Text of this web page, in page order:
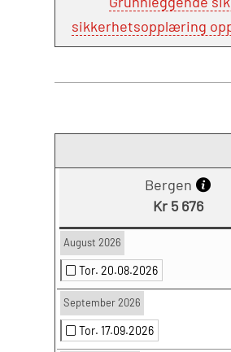
sikkerhetsopplæring
Bergen
Kr 5 676
August 2026
Tor. 20.08.2026
September 2026
Tor. 17.09.2026